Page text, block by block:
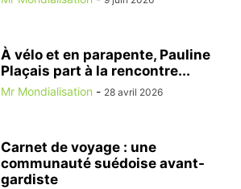
À vélo et en parapente, Pauline
Plaçais part à la rencontre...
Mr Mondialisation - 28 avril 2026
Carnet de voyage : une
communauté suédoise avant-
gardiste